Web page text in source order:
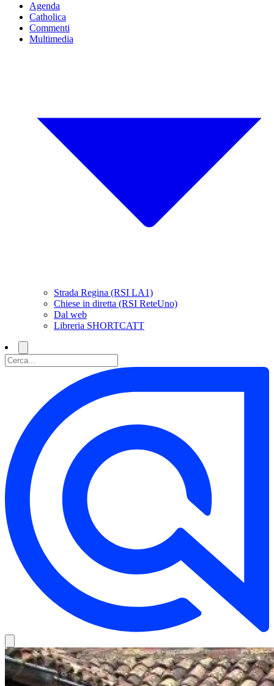
Agenda
Catholica
Commenti
Multimedia
Strada Regina (RSI LA1)
Chiese in diretta (RSI ReteUno)
Dal web
Libreria SHORTCATT